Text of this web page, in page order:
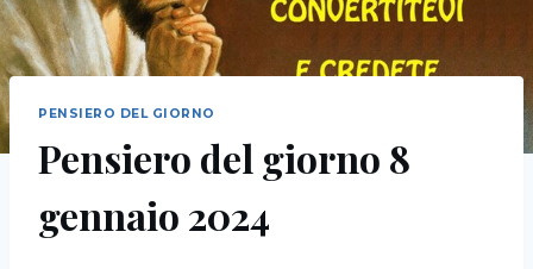
PENSIERO DEL GIORNO
Pensiero del giorno 8
gennaio 2024